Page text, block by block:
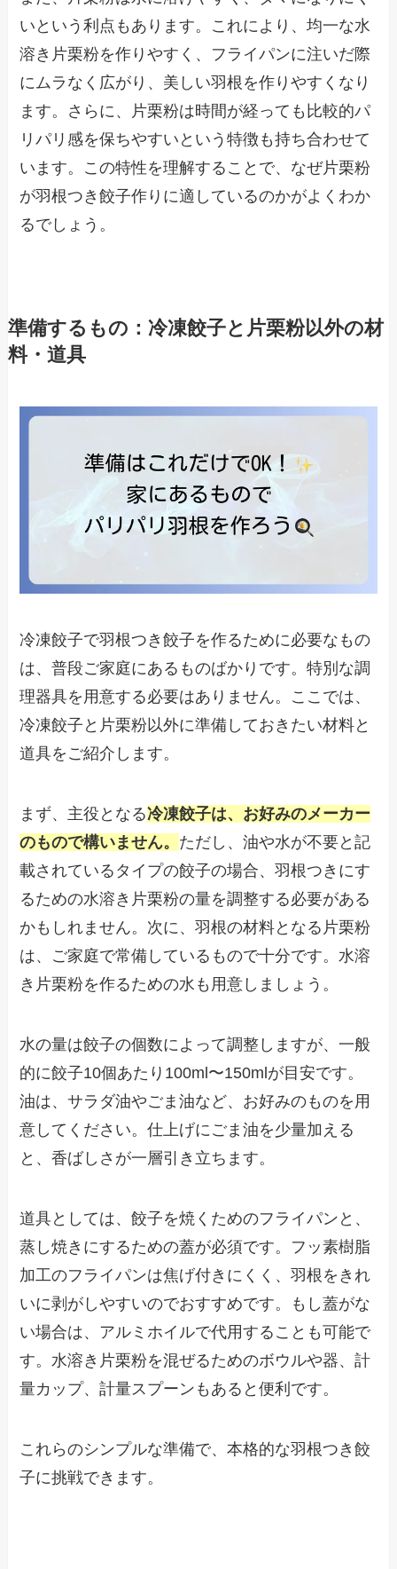
いという利点もあります。これにより、均一な水
溶き片栗粉を作りやすく、フライパンに注いだ際
にムラなく広がり、美しい羽根を作りやすくなり
ます。さらに、片栗粉は時間が経っても比較的パ
リパリ感を保ちやすいという特徴も持ち合わせて
います。この特性を理解することで、なぜ片栗粉
が羽根つき餃子作りに適しているのかがよくわか
るでしょう。
準備するもの：冷凍餃子と片栗粉以外の材
料・道具
冷凍餃子で羽根つき餃子を作るために必要なもの
は、普段ご家庭にあるものばかりです。特別な調
理器具を用意する必要はありません。ここでは、
冷凍餃子と片栗粉以外に準備しておきたい材料と
道具をご紹介します。
まず、主役となる冷凍餃子は、お好みのメーカー
のもので構いません。 ただし、油や水が不要と記
載されているタイプの餃子の場合、羽根つきにす
るための水溶き片栗粉の量を調整する必要がある
かもしれません。次に、羽根の材料となる片栗粉
は、ご家庭で常備しているもので十分です。水溶
き片栗粉を作るための水も用意しましょう。
水の量は餃子の個数によって調整しますが、一般
的に餃子10個あたり100ml〜150mlが目安です。
油は、サラダ油やごま油など、お好みのものを用
意してください。仕上げにごま油を少量加える
と、香ばしさが一層引き立ちます。
道具としては、餃子を焼くためのフライパンと、
蒸し焼きにするための蓋が必須です。フッ素樹脂
加工のフライパンは焦げ付きにくく、羽根をきれ
いに剥がしやすいのでおすすめです。もし蓋がな
い場合は、アルミホイルで代用することも可能で
す。水溶き片栗粉を混ぜるためのボウルや器、計
量カップ、計量スプーンもあると便利です。
これらのシンプルな準備で、本格的な羽根つき餃
子に挑戦できます。